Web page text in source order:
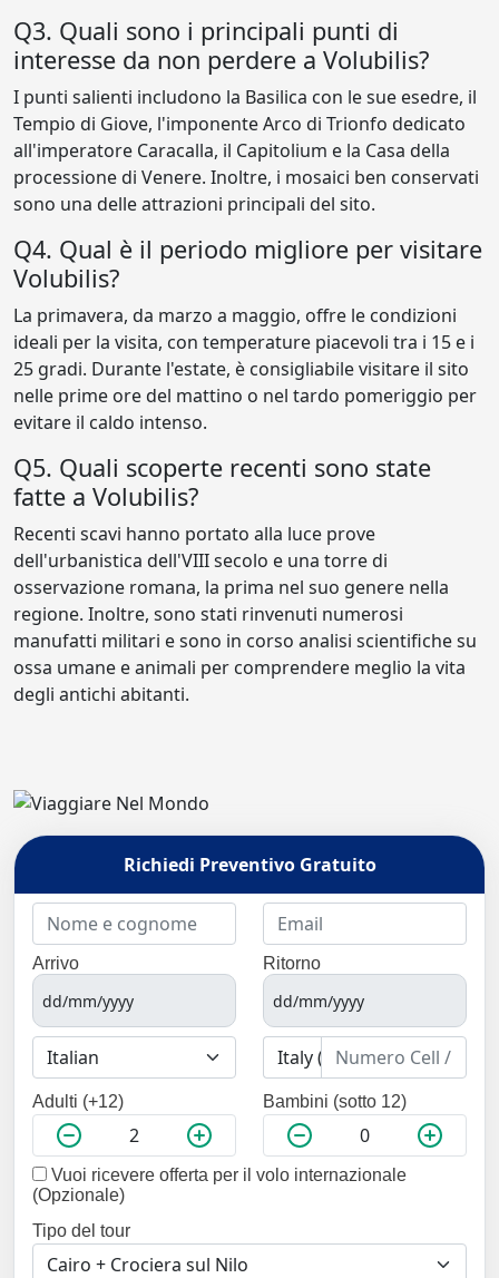
Q3. Quali sono i principali punti di
interesse da non perdere a Volubilis?
I punti salienti includono la Basilica con le sue esedre, il
Tempio di Giove, l'imponente Arco di Trionfo dedicato
all'imperatore Caracalla, il Capitolium e la Casa della
processione di Venere. Inoltre, i mosaici ben conservati
sono una delle attrazioni principali del sito.
Q4. Qual è il periodo migliore per visitare
Volubilis?
La primavera, da marzo a maggio, offre le condizioni
ideali per la visita, con temperature piacevoli tra i 15 e i
25 gradi. Durante l'estate, è consigliabile visitare il sito
nelle prime ore del mattino o nel tardo pomeriggio per
evitare il caldo intenso.
Q5. Quali scoperte recenti sono state
fatte a Volubilis?
Recenti scavi hanno portato alla luce prove
dell'urbanistica dell'VIII secolo e una torre di
osservazione romana, la prima nel suo genere nella
regione. Inoltre, sono stati rinvenuti numerosi
manufatti militari e sono in corso analisi scientifiche su
ossa umane e animali per comprendere meglio la vita
degli antichi abitanti.
Richiedi Preventivo Gratuito
Arrivo Ritorno
Adulti (+12) Bambini (sotto 12)
Vuoi ricevere offerta per il volo internazionale
(Opzionale)
Tipo del tour